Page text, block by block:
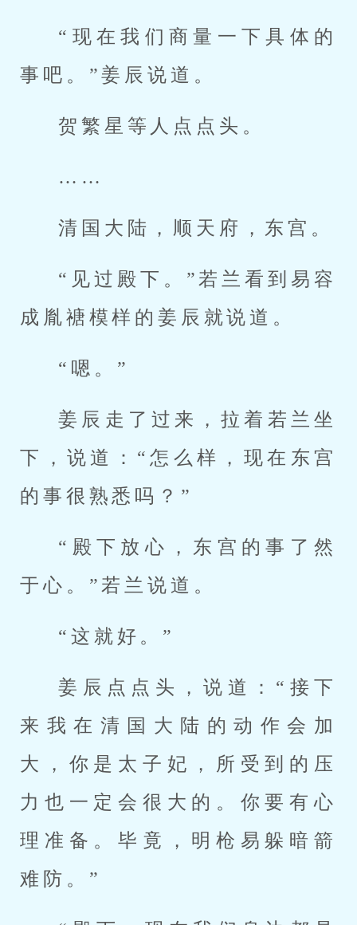
“现在我们商量一下具体的
事吧。”姜辰说道。
贺繁星等人点点头。
……
清国大陆，顺天府，东宫。
“见过殿下。”若兰看到易容
成胤禟模样的姜辰就说道。
“嗯。”
姜辰走了过来，拉着若兰坐
下，说道：“怎么样，现在东宫
的事很熟悉吗？”
“殿下放心，东宫的事了然
于心。”若兰说道。
“这就好。”
姜辰点点头，说道：“接下
来我在清国大陆的动作会加
大，你是太子妃，所受到的压
力也一定会很大的。你要有心
理准备。毕竟，明枪易躲暗箭
难防。”